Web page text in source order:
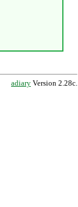
adiary Version 2.28c.